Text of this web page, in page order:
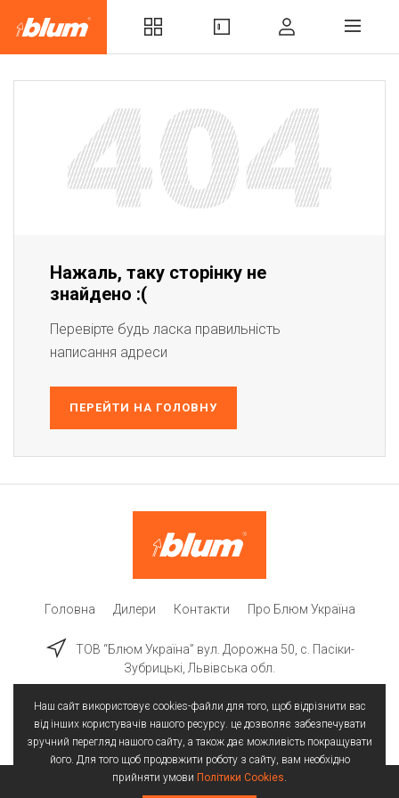
Нажаль, таку сторінку не
знайдено :(
Перевірте будь ласка правильність
написання адреси
ПЕРЕЙТИ НА ГОЛОВНУ
Головна Дилери Контакти Про Блюм Україна
ТОВ “Блюм Україна” вул. Дорожна 50, c. Пасіки-
Зубрицькі, Львівська обл.
Наш сайт використовує cookies-файли для того, щоб відрізнити вас
від інших користувачів нашого ресурсу. це дозволяє забезпечувати
зручний перегляд нашого сайту, а також дає можливість покращувати
його. Для того щоб продовжити роботу з сайту, вам необхідно
прийняти умови Політики Cookies.